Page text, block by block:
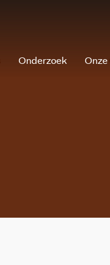
Onderzoek Onze